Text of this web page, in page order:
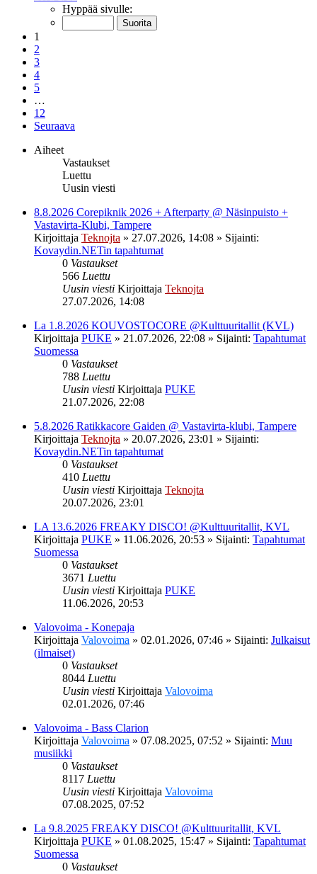
Hyppää sivulle:
1
2
3
4
5
…
12
Seuraava
Aiheet
Vastaukset
Luettu
Uusin viesti
8.8.2026 Corepiknik 2026 + Afterparty @ Näsinpuisto +
Vastavirta-Klubi, Tampere
Kirjoittaja Teknojta » 27.07.2026, 14:08 » Sijainti:
Kovaydin.NETin tapahtumat
0 Vastaukset
566 Luettu
Uusin viesti Kirjoittaja Teknojta
27.07.2026, 14:08
La 1.8.2026 KOUVOSTOCORE @Kulttuuritallit (KVL)
Kirjoittaja PUKE » 21.07.2026, 22:08 » Sijainti: Tapahtumat
Suomessa
0 Vastaukset
788 Luettu
Uusin viesti Kirjoittaja PUKE
21.07.2026, 22:08
5.8.2026 Ratikkacore Gaiden @ Vastavirta-klubi, Tampere
Kirjoittaja Teknojta » 20.07.2026, 23:01 » Sijainti:
Kovaydin.NETin tapahtumat
0 Vastaukset
410 Luettu
Uusin viesti Kirjoittaja Teknojta
20.07.2026, 23:01
LA 13.6.2026 FREAKY DISCO! @Kulttuuritallit, KVL
Kirjoittaja PUKE » 11.06.2026, 20:53 » Sijainti: Tapahtumat
Suomessa
0 Vastaukset
3671 Luettu
Uusin viesti Kirjoittaja PUKE
11.06.2026, 20:53
Valovoima - Konepaja
Kirjoittaja Valovoima » 02.01.2026, 07:46 » Sijainti: Julkaisut
(ilmaiset)
0 Vastaukset
8044 Luettu
Uusin viesti Kirjoittaja Valovoima
02.01.2026, 07:46
Valovoima - Bass Clarion
Kirjoittaja Valovoima » 07.08.2025, 07:52 » Sijainti: Muu
musiikki
0 Vastaukset
8117 Luettu
Uusin viesti Kirjoittaja Valovoima
07.08.2025, 07:52
La 9.8.2025 FREAKY DISCO! @Kulttuuritallit, KVL
Kirjoittaja PUKE » 01.08.2025, 15:47 » Sijainti: Tapahtumat
Suomessa
0 Vastaukset